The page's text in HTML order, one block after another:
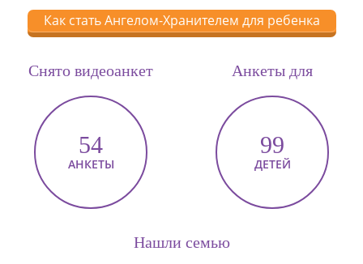
Как стать Ангелом-Хранителем для ребенка
Снято видеоанкет
54
АНКЕТЫ
Анкеты для
99
ДЕТЕЙ
Нашли семью